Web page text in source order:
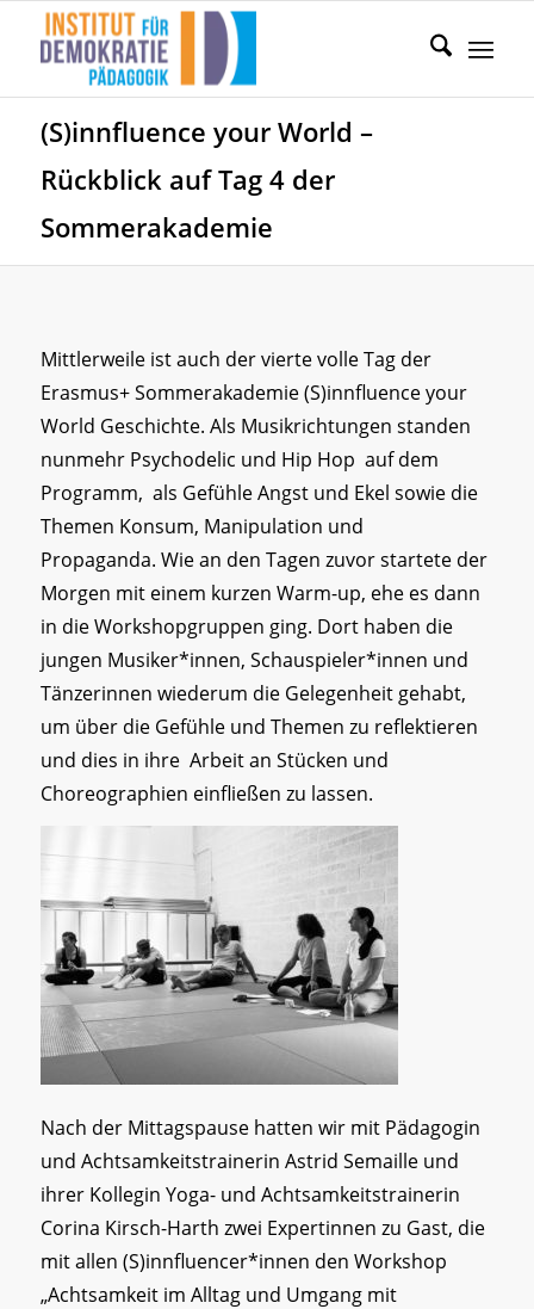
(S)innfluence your World –
Rückblick auf Tag 4 der
Sommerakademie
Mittlerweile ist auch der vierte volle Tag der
Erasmus+ Sommerakademie (S)innfluence your
World Geschichte. Als Musikrichtungen standen
nunmehr Psychodelic und Hip Hop auf dem
Programm, als Gefühle Angst und Ekel sowie die
Themen Konsum, Manipulation und
Propaganda. Wie an den Tagen zuvor startete der
Morgen mit einem kurzen Warm-up, ehe es dann
in die Workshopgruppen ging. Dort haben die
jungen Musiker*innen, Schauspieler*innen und
Tänzerinnen wiederum die Gelegenheit gehabt,
um über die Gefühle und Themen zu reflektieren
und dies in ihre Arbeit an Stücken und
Choreographien einfließen zu lassen.
Nach der Mittagspause hatten wir mit Pädagogin
und Achtsamkeitstrainerin Astrid Semaille und
ihrer Kollegin Yoga- und Achtsamkeitstrainerin
Corina Kirsch-Harth zwei Expertinnen zu Gast, die
mit allen (S)innfluencer*innen den Workshop
„Achtsamkeit im Alltag und Umgang mit